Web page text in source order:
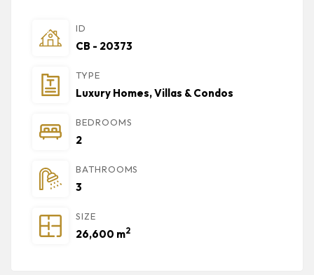
ID
CB - 20373
TYPE
Luxury Homes, Villas & Condos
BEDROOMS
2
BATHROOMS
3
SIZE
26,600 m2